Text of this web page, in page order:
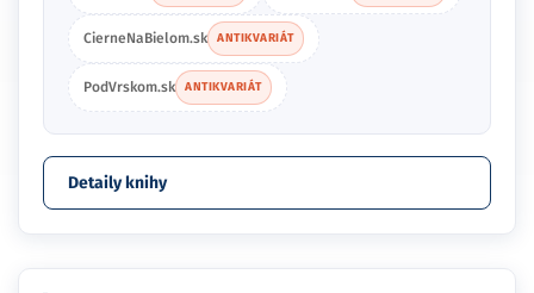
CierneNaBielom.sk ANTIKVARIÁT
PodVrskom.sk ANTIKVARIÁT
Detaily knihy